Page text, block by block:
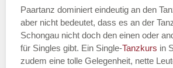
Paartanz dominiert eindeutig an den
aber nicht bedeutet, dass es an der
Schongau nicht doch den einen oder
für Singles gibt. Ein Single-Tanzkurs in
zudem eine tolle Gelegenheit, nette